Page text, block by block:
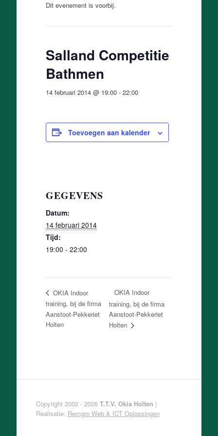
Dit evenement is voorbij.
Salland Competitie
Bathmen
14 februari 2014 @ 19:00- 22:00
Toevoegen aan kalender
GEGEVENS
Datum:
14 februari 2014
Tijd:
19:00 - 22:00
OKIA Indoor
training, bij de firma
Aanstoot-Pekkeriet
Holten
OKIA Indoor
training, bij de firma
Aanstoot-Pekkeriet
Holten
Copyright 2002 - 2026 T.T.V. Okia Holten |
Realisatie: Remgro Web & ICT Oplossingen